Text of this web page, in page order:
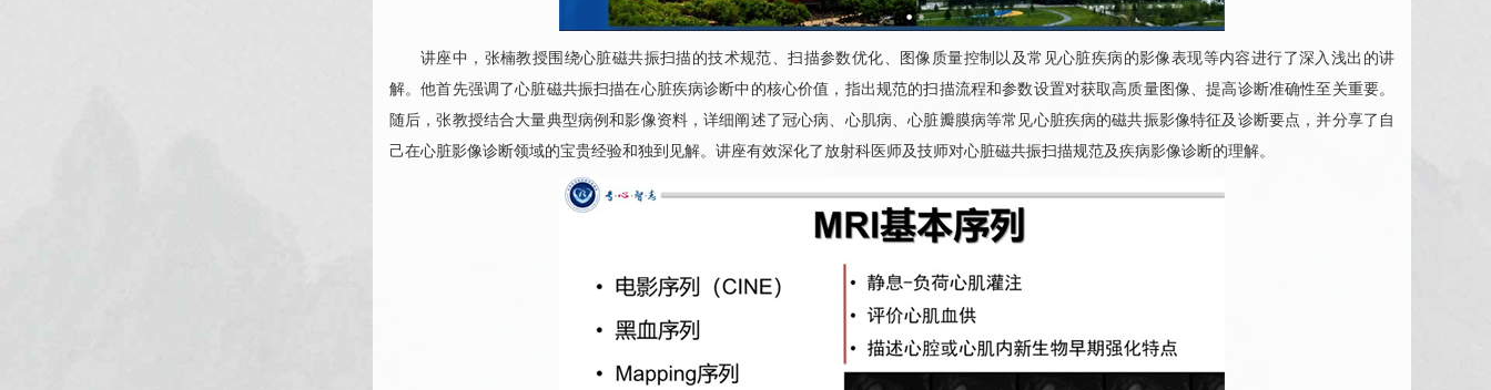
讲座中，张楠教授围绕心脏磁共振扫描的技术规范、扫描参数优化、图像质量控制以及常见心脏疾病的影像表现等内容进行了深入浅出的讲
解。他首先强调了心脏磁共振扫描在心脏疾病诊断中的核心价值，指出规范的扫描流程和参数设置对获取高质量图像、提高诊断准确性至关重要。
随后，张教授结合大量典型病例和影像资料，详细阐述了冠心病 心肌病 、心脏瓣膜病等常见心脏疾病的磁共振影像特征及诊断要点，并分享了自
己在心脏影像诊断领域的宝贵经验和独到见解。讲座有效深化了放射科医师及技师对心脏磁共振扫描规范及疾病影像诊断的理解。